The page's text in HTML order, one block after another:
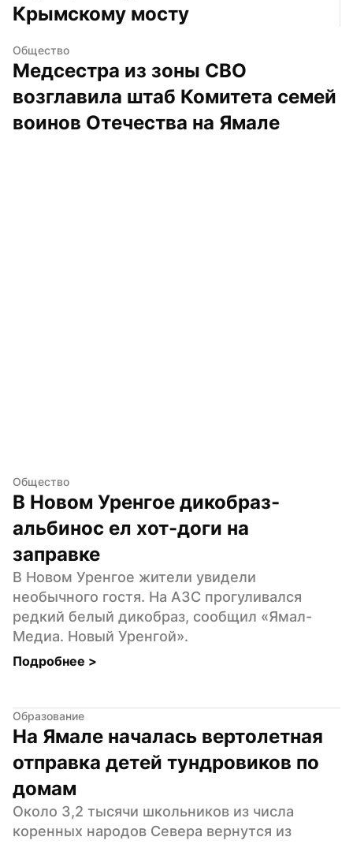
Крымскому мосту
Общество
Медсестра из зоны СВО
возглавила штаб Комитета семей
воинов Отечества на Ямале
Общество
В Новом Уренгое дикобраз-
альбинос ел хот-доги на
заправке
В Новом Уренгое жители увидели
необычного гостя. На АЗС прогуливался
редкий белый дикобраз, сообщил «Ямал-
Медиа. Новый Уренгой».
Подробнее >
Образование
На Ямале началась вертолетная
отправка детей тундровиков по
домам
Около 3,2 тысячи школьников из числа
коренных народов Севера вернутся из